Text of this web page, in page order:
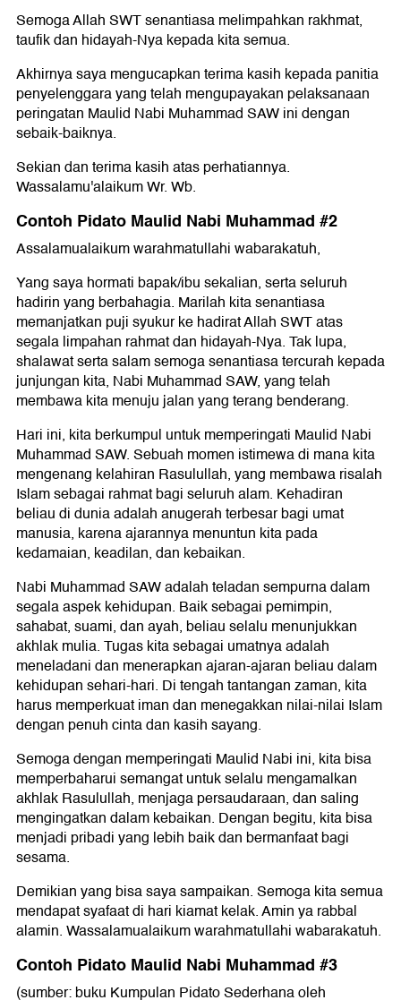
Semoga Allah SWT senantiasa melimpahkan rakhmat,
taufik dan hidayah-Nya kepada kita semua.
Akhirnya saya mengucapkan terima kasih kepada panitia
penyelenggara yang telah mengupayakan pelaksanaan
peringatan Maulid Nabi Muhammad SAW ini dengan
sebaik-baiknya.
Sekian dan terima kasih atas perhatiannya.
Wassalamu'alaikum Wr. Wb.
Contoh Pidato Maulid Nabi Muhammad #2
Assalamualaikum warahmatullahi wabarakatuh,
Yang saya hormati bapak/ibu sekalian, serta seluruh
hadirin yang berbahagia. Marilah kita senantiasa
memanjatkan puji syukur ke hadirat Allah SWT atas
segala limpahan rahmat dan hidayah-Nya. Tak lupa,
shalawat serta salam semoga senantiasa tercurah kepada
junjungan kita, Nabi Muhammad SAW, yang telah
membawa kita menuju jalan yang terang benderang.
Hari ini, kita berkumpul untuk memperingati Maulid Nabi
Muhammad SAW. Sebuah momen istimewa di mana kita
mengenang kelahiran Rasulullah, yang membawa risalah
Islam sebagai rahmat bagi seluruh alam. Kehadiran
beliau di dunia adalah anugerah terbesar bagi umat
manusia, karena ajarannya menuntun kita pada
kedamaian, keadilan, dan kebaikan.
Nabi Muhammad SAW adalah teladan sempurna dalam
segala aspek kehidupan. Baik sebagai pemimpin,
sahabat, suami, dan ayah, beliau selalu menunjukkan
akhlak mulia. Tugas kita sebagai umatnya adalah
meneladani dan menerapkan ajaran-ajaran beliau dalam
kehidupan sehari-hari. Di tengah tantangan zaman, kita
harus memperkuat iman dan menegakkan nilai-nilai Islam
dengan penuh cinta dan kasih sayang.
Semoga dengan memperingati Maulid Nabi ini, kita bisa
memperbaharui semangat untuk selalu mengamalkan
akhlak Rasulullah, menjaga persaudaraan, dan saling
mengingatkan dalam kebaikan. Dengan begitu, kita bisa
menjadi pribadi yang lebih baik dan bermanfaat bagi
sesama.
Demikian yang bisa saya sampaikan. Semoga kita semua
mendapat syafaat di hari kiamat kelak. Amin ya rabbal
alamin. Wassalamualaikum warahmatullahi wabarakatuh.
Contoh Pidato Maulid Nabi Muhammad #3
(sumber: buku Kumpulan Pidato Sederhana oleh